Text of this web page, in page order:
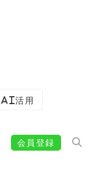
AI活用
会員登録